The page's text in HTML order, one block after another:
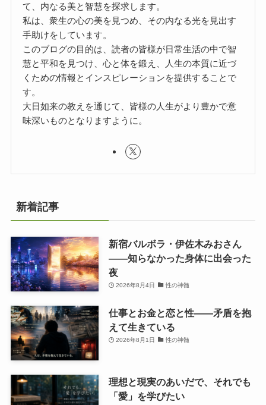
て、内なる美と智慧を探求します。
私は、衆生の心の美を見つめ、その内なる光を見出す
手助けをしています。
このブログの目的は、読者の皆様が日常生活の中で智
慧と平和を見つけ、心と体を鍛え、人生の本質に近づ
くための情報とインスピレーションを提供することで
す。
大日如来の教えを通じて、皆様の人生がより豊かで意
味深いものとなりますように。
新着記事
新宿バルボラ・伊佐木みおさん
――知らなかった身体に出会った
夜
2026年8月4日 性の神髄
仕事とお金と恋と性——矛盾を抱
えて生きている
2026年8月1日 性の神髄
理想と現実のあいだで、それでも
「愛」を学びたい